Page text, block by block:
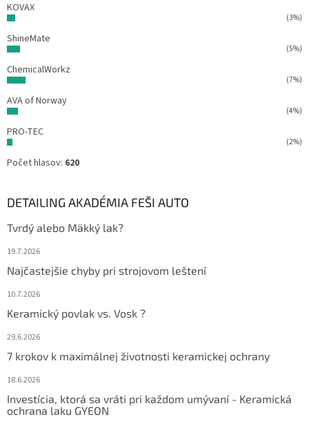
KOVAX
(3%)
ShineMate
(5%)
ChemicalWorkz
(7%)
AVA of Norway
(4%)
PRO-TEC
(2%)
Počet hlasov: 620
DETAILING AKADÉMIA FEŠI AUTO
Tvrdý alebo Mäkký lak?
19.7.2026
Najčastejšie chyby pri strojovom leštení
10.7.2026
Keramický povlak vs. Vosk ?
29.6.2026
7 krokov k maximálnej životnosti keramickej ochrany
18.6.2026
Investícia, ktorá sa vráti pri každom umývaní - Keramická
ochrana laku GYEON